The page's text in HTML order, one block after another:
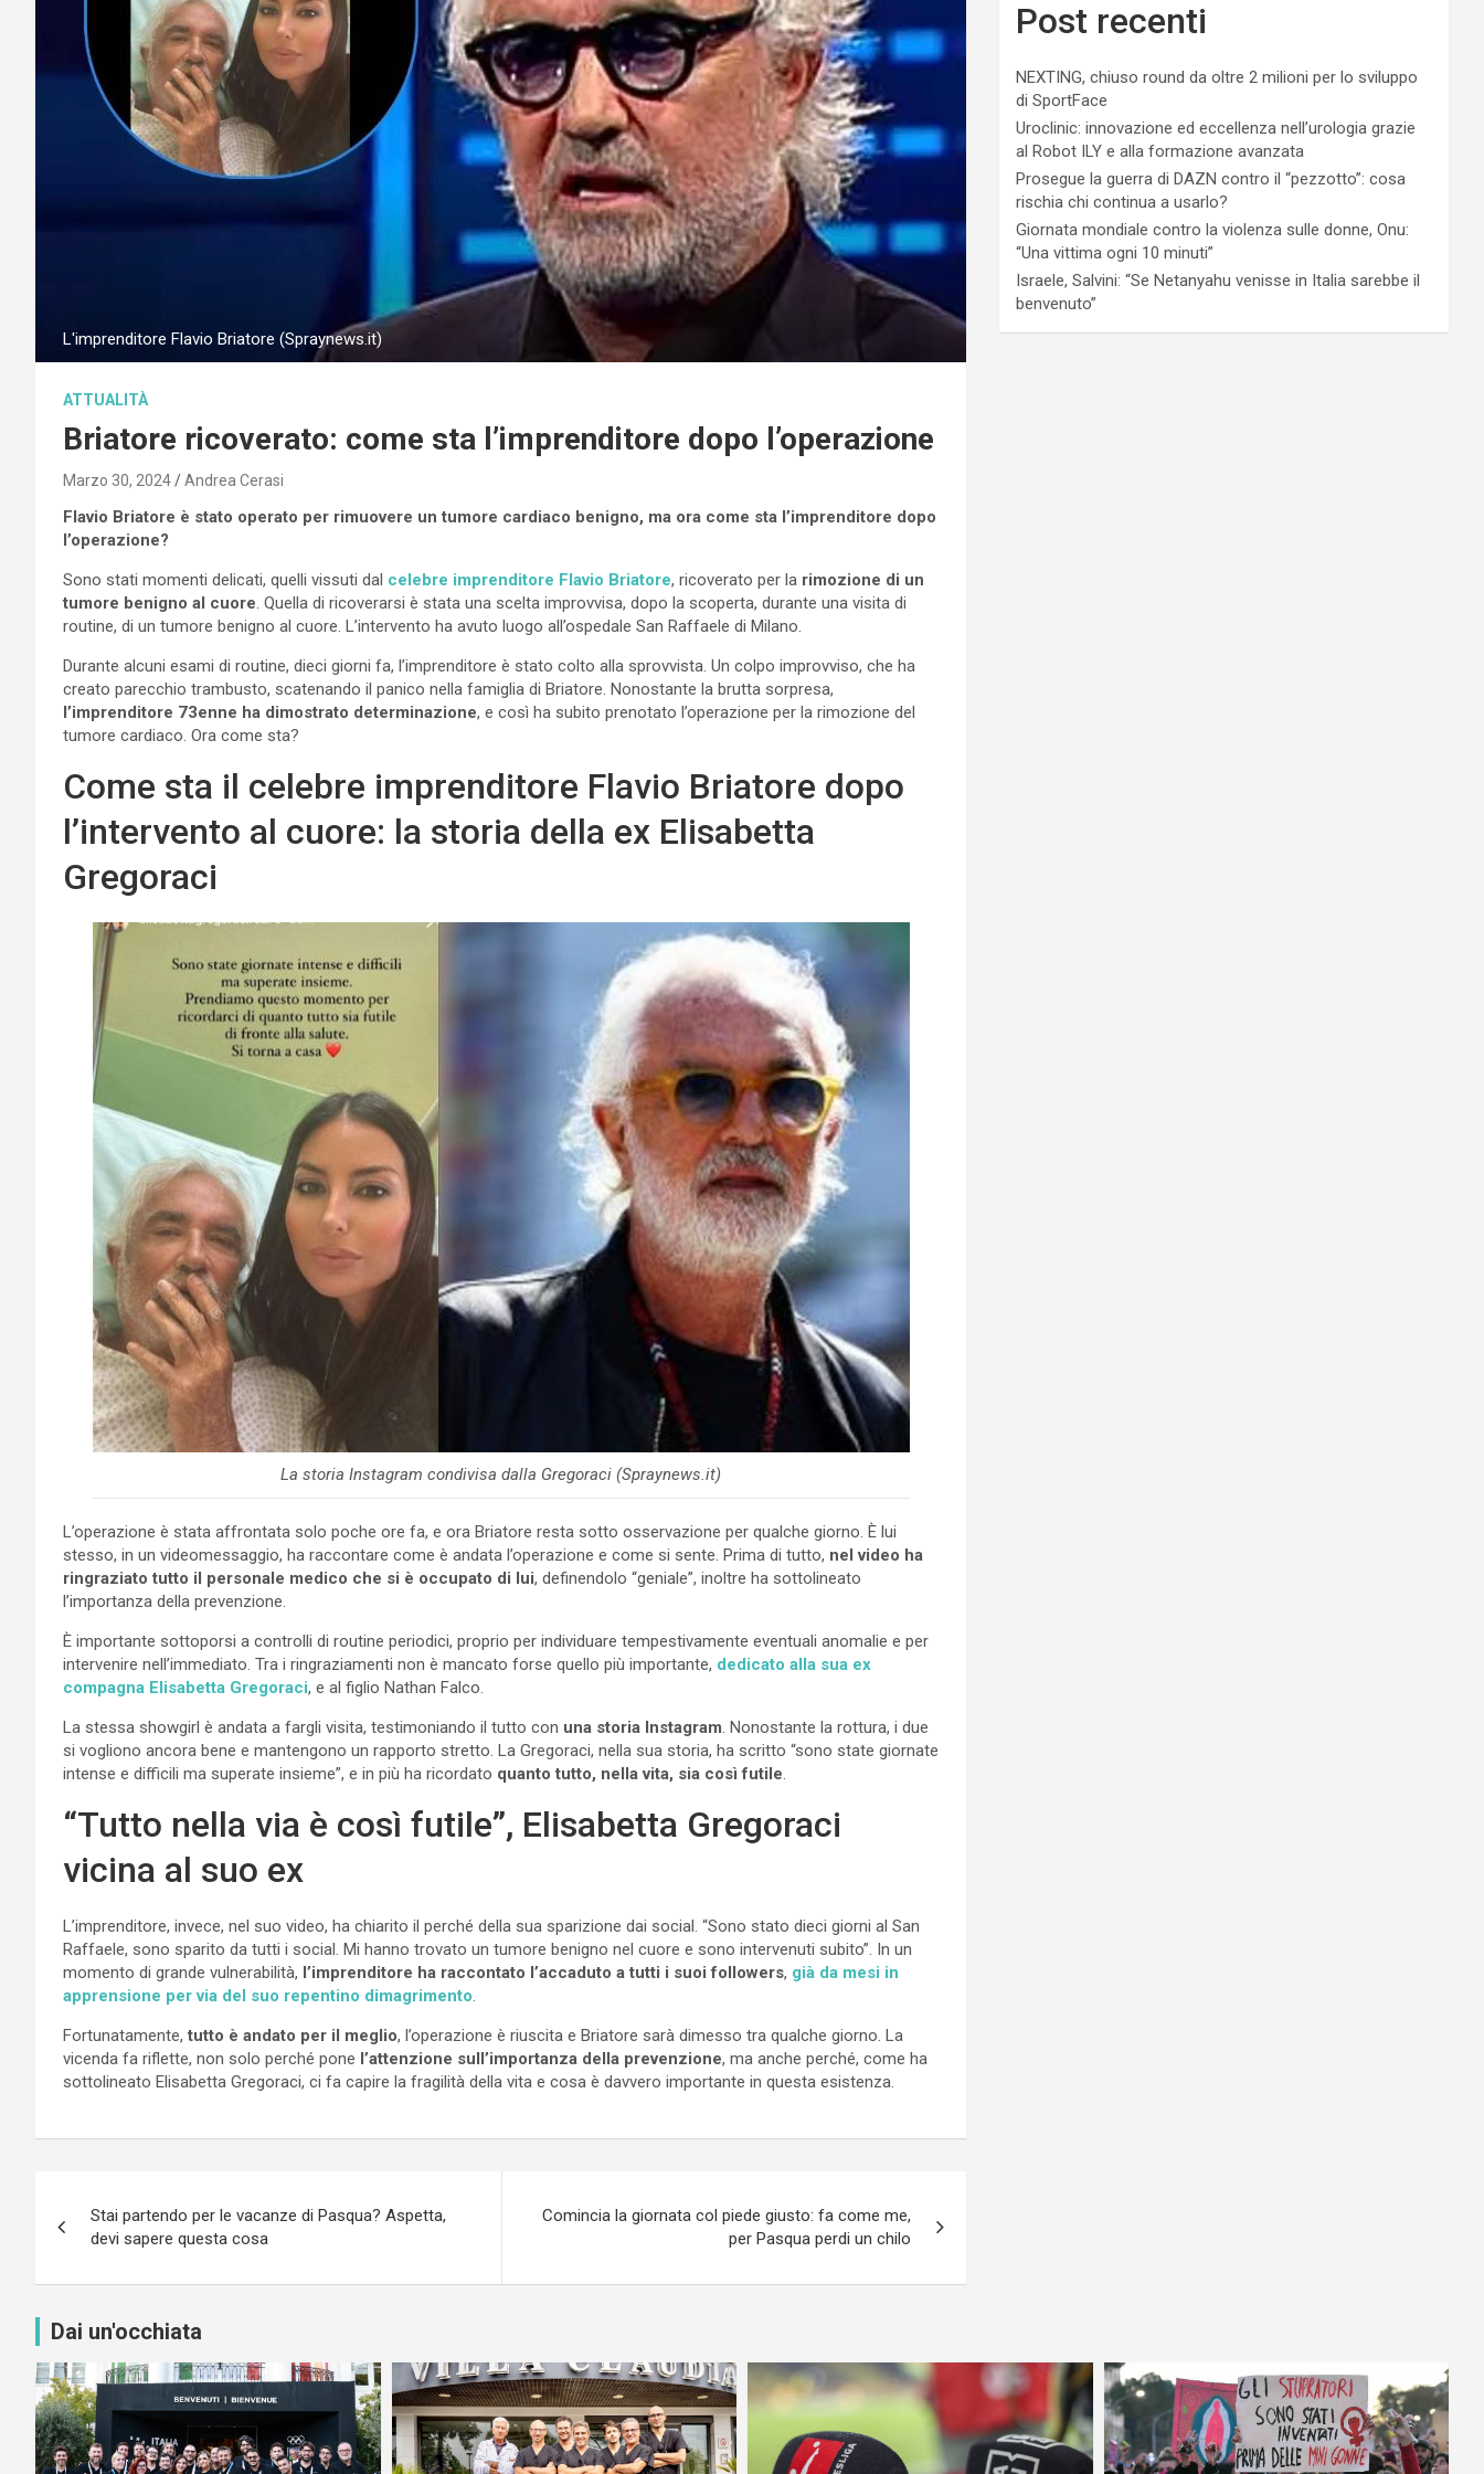
L'imprenditore Flavio Briatore (Spraynews.it)
ATTUALITÀ
Briatore ricoverato: come sta l’imprenditore dopo l’operazione
Marzo 30, 2024 Andrea Cerasi
Flavio Briatore è stato operato per rimuovere un tumore cardiaco benigno, ma ora come sta l’imprenditore dopo
l’operazione?
Sono stati momenti delicati, quelli vissuti dal celebre imprenditore Flavio Briatore, ricoverato per la rimozione di un
tumore benigno al cuore . Quella di ricoverarsi è stata una scelta improvvisa, dopo la scoperta, durante una visita di
routine, di un tumore benigno al cuore. L’intervento ha avuto luogo all’ospedale San Raffaele di Milano.
Durante alcuni esami di routine, dieci giorni fa, l’imprenditore è stato colto alla sprovvista. Un colpo improvviso, che ha
creato parecchio trambusto, scatenando il panico nella famiglia di Briatore. Nonostante la brutta sorpresa,
l’imprenditore 73enne ha dimostrato determinazione, e così ha subito prenotato l’operazione per la rimozione del
tumore cardiaco. Ora come sta?
Come sta il celebre imprenditore Flavio Briatore dopo
l’intervento al cuore: la storia della ex Elisabetta
Gregoraci
La storia Instagram condivisa dalla Gregoraci (Spraynews.it)
L’operazione è stata affrontata solo poche ore fa, e ora Briatore resta sotto osservazione per qualche giorno. È lui
stesso, in un videomessaggio, ha raccontare come è andata l’operazione e come si sente. Prima di tutto, nel video ha
ringraziato tutto il personale medico che si è occupato di lui, definendolo “geniale”, inoltre ha sottolineato
l’importanza della prevenzione.
È importante sottoporsi a controlli di routine periodici, proprio per individuare tempestivamente eventuali anomalie e per
intervenire nell’immediato. Tra i ringraziamenti non è mancato forse quello più importante, dedicato alla sua ex
compagna Elisabetta Gregoraci, e al figlio Nathan Falco.
La stessa showgirl è andata a fargli visita, testimoniando il tutto con una storia Instagram . Nonostante la rottura, i due
si vogliono ancora bene e mantengono un rapporto stretto. La Gregoraci, nella sua storia, ha scritto “sono state giornate
intense e difficili ma superate insieme”, e in più ha ricordato quanto tutto, nella vita, sia così futile
“Tutto nella via è così futile”, Elisabetta Gregoraci
vicina al suo ex
L’imprenditore, invece, nel suo video, ha chiarito il perché della sua sparizione dai social. “Sono stato dieci giorni al San
Raffaele, sono sparito da tutti i social. Mi hanno trovato un tumore benigno nel cuore e sono intervenuti subito”. In un
momento di grande vulnerabilità, l’imprenditore ha raccontato l’accaduto a tutti i suoi followers, già da mesi in
apprensione per via del suo repentino dimagrimento
Fortunatamente,tutto è andato per il meglio, l’operazione è riuscita e Briatore sarà dimesso tra qualche giorno. La
vicenda fa riflette, non solo perché pone l’attenzione sull’importanza della prevenzione, ma anche perché, come ha
sottolineato Elisabetta Gregoraci, ci fa capire la fragilità della vita e cosa è davvero importante in questa esistenza.
articoli
Stai partendo per le vacanze di Pasqua? Aspetta,
devi sapere questa cosa
Comincia la giornata col piede giusto: fa come me,
per Pasqua perdi un chilo
Post recenti
NEXTING, chiuso round da oltre 2 milioni per lo sviluppo
di SportFace
Uroclinic: innovazione ed eccellenza nell’urologia grazie
al Robot ILY e alla formazione avanzata
Prosegue la guerra di DAZN contro il “pezzotto”: cosa
rischia chi continua a usarlo?
Giornata mondiale contro la violenza sulle donne, Onu:
“Una vittima ogni 10 minuti”
Israele, Salvini: “Se Netanyahu venisse in Italia sarebbe il
benvenuto”
Dai un'occhiata